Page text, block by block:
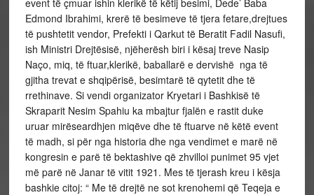
event të çmuar ishin klerikë të këtij besimi, Dede’ Baba
Edmond Ibrahimi, krerë të besimeve të tjera fetare,drejtues
të pushtetit vendor, Prefekti i Qarkut të Beratit Fadil Nasufi,
ish Ministri Drejtësisë, njëherësh biri i kësaj treve Nasip
Naço, miq, të ftuar,klerikë, baballarë e dervishë nga të
gjitha trevat e shqipërisë, besimtarë të qytetit dhe të
rrethinave. Si vendi organizator Kryetari i Bashkisë të
Skraparit Nesim Spahiu ka mbajtur fjalën e rastit duke
uruar mirëseardhjen miqëve dhe të ftuarve në këtë event
të madh, si për nga historia dhe nga vendimet e marë në
kongresin e parë të bektashive që zhvilloi punimet 95 vjet
më parë në Janar të vitit 1921. Mes të tjerash kreu i kësja
bashkie citoj: “ Me të drejtë ne sot krenohemi që Teqeja e